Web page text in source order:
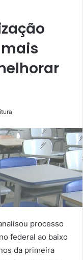
processo
federal ao baixo
da primeira